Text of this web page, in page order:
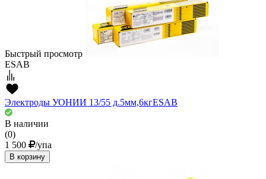
Быстрый просмотр
ESAB
Электроды УОНИИ 13/55 д.5мм,6кгESAB
В наличии
(0)
1 500
/упа
В корзину